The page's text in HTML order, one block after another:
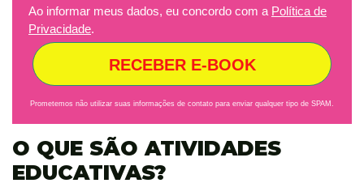
Ao informar meus dados, eu concordo com a Política de
Privacidade.
RECEBER E-BOOK
Prometemos não utilizar suas informações de contato para enviar qualquer tipo de SPAM.
O QUE SÃO ATIVIDADES
EDUCATIVAS?